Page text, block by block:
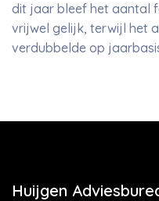
dit jaar bleef het aantal
vrijwel gelijk, terwijl het
verdubbelde op
Huijgen